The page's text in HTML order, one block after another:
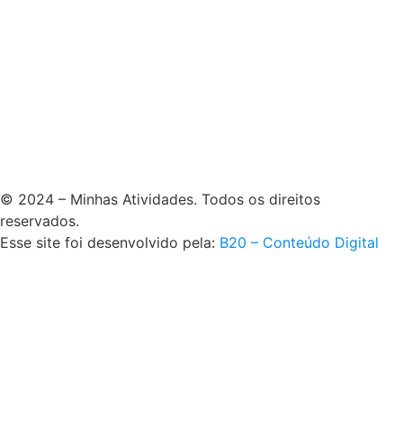
© 2024 – Minhas Atividades. Todos os direitos
reservados.
Esse site foi desenvolvido pela: B20 – Conteúdo Digital